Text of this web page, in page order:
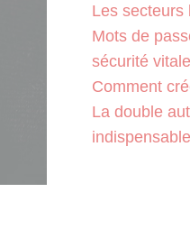
Les secteurs
Mots de
sécurité vitale
Comment
La double
indispensable